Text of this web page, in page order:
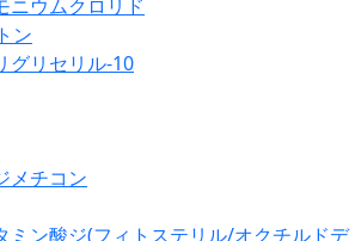
ニウムクロリド
ン
グリセリル-10
メチコン
ミン酸ジ(フィトステリル/オクチルドデ